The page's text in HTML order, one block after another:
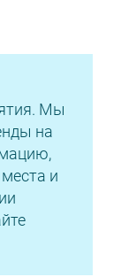
Мы
на
и